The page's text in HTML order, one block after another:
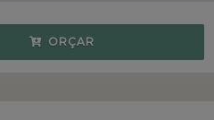
ORÇAR